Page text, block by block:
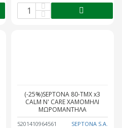
5201410964561 SEPTONA S.A.
(-25%)SEPTONA 80-ΤΜΧ x3
CALM N' CARE ΧΑΜΟΜΗΛΙ
ΜΩΡΟΜΑΝΤΗΛΑ